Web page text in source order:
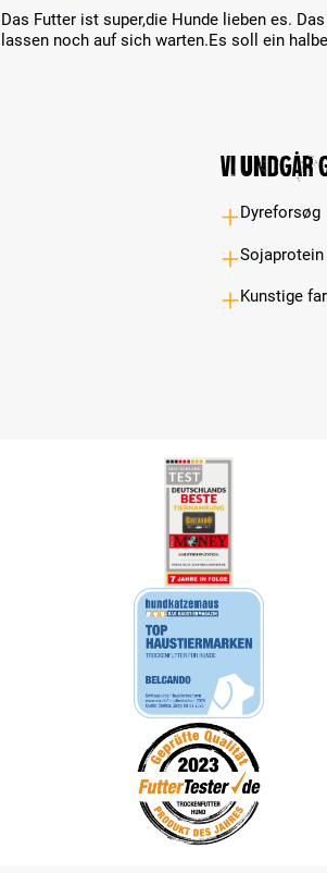
Das Futter ist super,die Hunde lieben es.
lassen noch auf sich warten.Es soll ein
Vi undgår
Dyreforsøg
Sojaprotein
Kunstige